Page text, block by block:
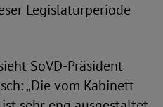
Legislaturperiode
SoVD-Präsident
„Die vom Kabinett